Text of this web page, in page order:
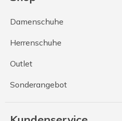
Damenschuhe
Herrenschuhe
Outlet
Sonderangebot